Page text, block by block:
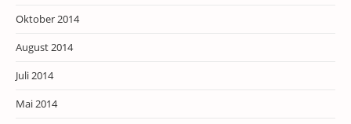
Oktober 2014
August 2014
Juli 2014
Mai 2014